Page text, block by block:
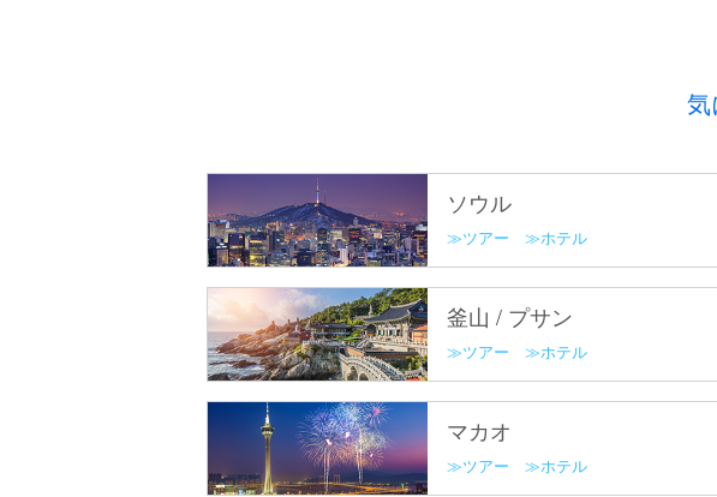
ソウル
ツアー ホテル
釜山 / プサン
ツアー ホテル
マカオ
ツアー ホテル